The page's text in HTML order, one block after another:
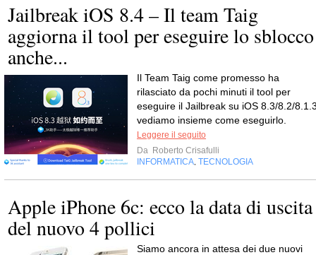
Jailbreak iOS 8.4 – Il team Taig
aggiorna il tool per eseguire lo sblocco
anche...
Il Team Taig come promesso ha
rilasciato da pochi minuti il tool per
eseguire il Jailbreak su iOS 8.3/8.2/
vediamo insieme come eseguirlo.
Leggere il seguito
Da Roberto Crisafulli
INFORMATICA TECNOLOGIA
Apple iPhone 6c: ecco la data di uscita
del nuovo 4 pollici
Siamo ancora in attesa dei due nuovi